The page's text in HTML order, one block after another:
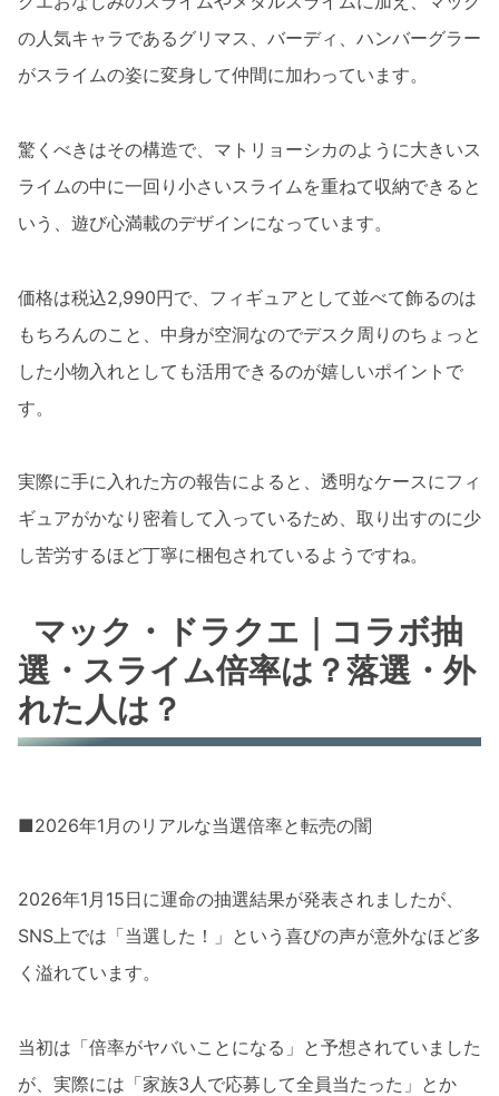
の人気キャラであるグリマス、バーディ、ハンバーグラー
がスライムの姿に変身して仲間に加わっています。
驚くべきはその構造で、マトリョーシカのように大きいス
ライムの中に一回り小さいスライムを重ねて収納できると
いう、遊び心満載のデザインになっています。
価格は税込2,990円で、フィギュアとして並べて飾るのは
もちろんのこと、中身が空洞なのでデスク周りのちょっと
した小物入れとしても活用できるのが嬉しいポイントで
す。
実際に手に入れた方の報告によると、透明なケースにフィ
ギュアがかなり密着して入っているため、取り出すのに少
し苦労するほど丁寧に梱包されているようですね。
マック・ドラクエ｜コラボ抽
選・スライム倍率は？落選・外
れた人は？
■2026年1月のリアルな当選倍率と転売の闇
2026年1月15日に運命の抽選結果が発表されましたが、
SNS上では「当選した！」という喜びの声が意外なほど多
く溢れています。
当初は「倍率がヤバいことになる」と予想されていました
が、実際には「家族3人で応募して全員当たった」とか